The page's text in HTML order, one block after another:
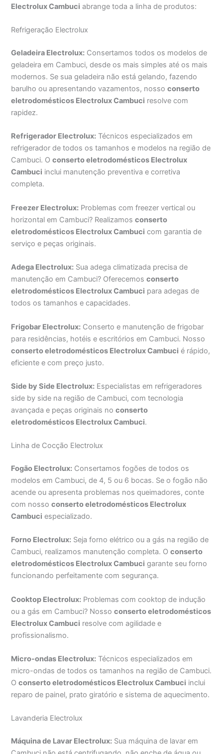
Electrolux Cambuci abrange toda a linha de produtos:
Refrigeração Electrolux
Geladeira Electrolux: Consertamos todos os modelos de
geladeira em Cambuci, desde os mais simples até os mais
modernos. Se sua geladeira não está gelando, fazendo
barulho ou apresentando vazamentos, nossoconserto
eletrodomésticos Electrolux Cambuci resolve com
rapidez.
Refrigerador Electrolux: Técnicos especializados em
refrigerador de todos os tamanhos e modelos na região de
Cambuci. Oconserto eletrodomésticos Electrolux
Cambuci inclui manutenção preventiva e corretiva
completa.
Freezer Electrolux: Problemas com freezer vertical ou
horizontal em Cambuci? Realizamosconserto
eletrodomésticos Electrolux Cambuci com garantia de
serviço e peças originais.
Adega Electrolux: Sua adega climatizada precisa de
manutenção em Cambuci? Oferecemosconserto
eletrodomésticos Electrolux Cambuci para adegas de
todos os tamanhos e capacidades.
Frigobar Electrolux: Conserto e manutenção de frigobar
para residências, hotéis e escritórios em Cambuci. Nosso
conserto eletrodomésticos Electrolux Cambuci é rápido,
eficiente e com preço justo.
Side by Side Electrolux: Especialistas em refrigeradores
side by side na região de Cambuci, com tecnologia
avançada e peças originais noconserto
eletrodomésticos Electrolux Cambuci.
Linha de Cocção Electrolux
Fogão Electrolux: Consertamos fogões de todos os
modelos em Cambuci, de 4, 5 ou 6 bocas. Se o fogão não
acende ou apresenta problemas nos queimadores, conte
com nossoconserto eletrodomésticos Electrolux
Cambuci especializado.
Forno Electrolux: Seja forno elétrico ou a gás na região de
Cambuci, realizamos manutenção completa. Oconserto
eletrodomésticos Electrolux Cambuci garante seu forno
funcionando perfeitamente com segurança.
Cooktop Electrolux: Problemas com cooktop de indução
ou a gás em Cambuci? Nossoconserto eletrodomésticos
Electrolux Cambuci resolve com agilidade e
profissionalismo.
Micro-ondas Electrolux: Técnicos especializados em
micro-ondas de todos os tamanhos na região de Cambuci.
Oconserto eletrodomésticos Electrolux Cambuci inclui
reparo de painel, prato giratório e sistema de aquecimento.
Lavanderia Electrolux
Máquina de Lavar Electrolux: Sua máquina de lavar em